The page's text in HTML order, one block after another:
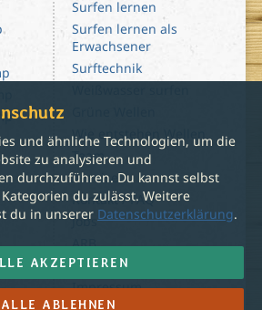
Surfen lernen
Surfen lernen als
Erwachsener
Surftechnik
Wie entstehen Wellen
Team
Anreise
Kontakt / FAQ
Jobs
ARB
Datenschutz
Impressum
und ähnliche Technologien, um die
zu analysieren und
durchzuführen. Du kannst selbst
du zulässt. Weitere
du in unserer Datenschutzerklärung.
AKZEPTIEREN
ALLE ABLEHNEN